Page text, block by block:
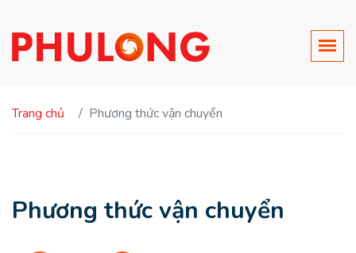
Trang chủ Phương thức vận chuyển
Phương thức vận chuyển